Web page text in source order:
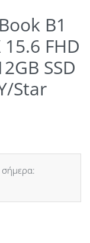
B1
15.6 FHD
SSD
Star
σήμερα: